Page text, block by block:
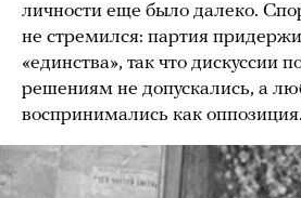
личности еще было далеко.
не стремился: партия
«единства», так что дискуссии
решениям не допускались, а
воспринимались как оппозиция.